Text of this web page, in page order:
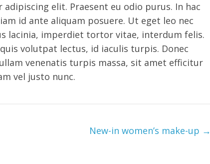
elit. Praesent eu odio purus. In hac
id ante aliquam posuere. Ut eget leo nec
lacinia, imperdiet tortor vitae, interdum felis.
volutpat lectus, id iaculis turpis. Donec
venenatis turpis massa, sit amet efficitur
vel justo nunc.
New-in women’s make-up →